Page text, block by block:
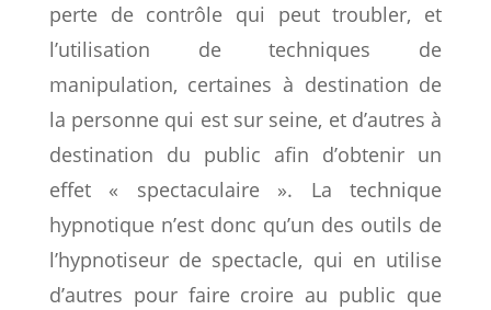
perte de contrôle qui peut troubler, et
l’utilisation de techniques de
manipulation, certaines à destination de
la personne qui est sur seine, et d’autres à
destination du public afin d’obtenir un
effet « spectaculaire ». La technique
hypnotique n’est donc qu’un des outils de
l’hypnotiseur de spectacle, qui en utilise
d’autres pour faire croire au public que